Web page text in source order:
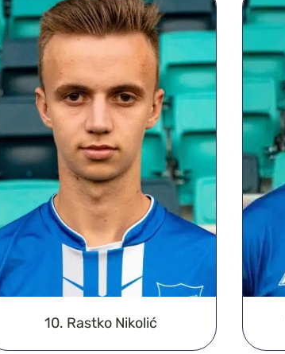
10. Rastko Nikolić